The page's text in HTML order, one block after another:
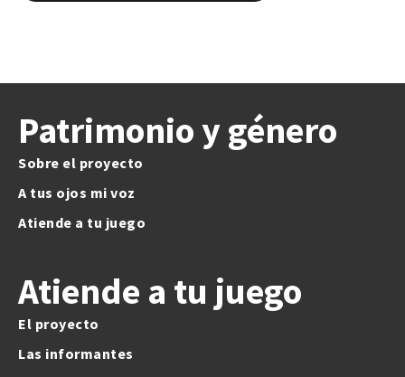
Patrimonio y género
Sobre el proyecto
A tus ojos mi voz
Atiende a tu juego
Atiende a tu juego
El proyecto
Las informantes